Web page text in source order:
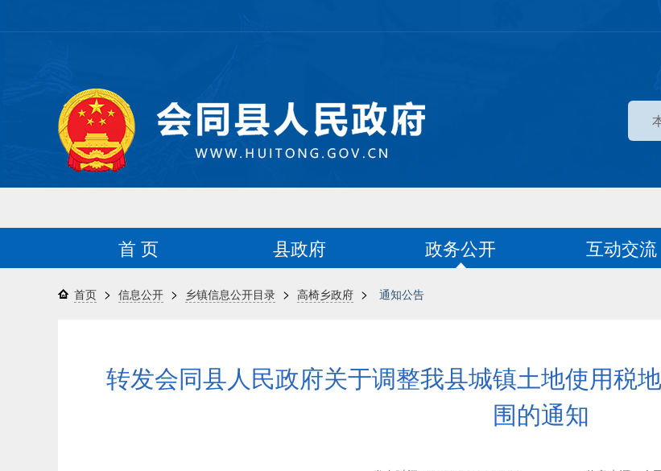
首 页 县政府 政务公开 互动交流
首页 > 信息公开 > 乡镇信息公开目录 > 高椅乡政府 > 通知公告
转发会同县人民政府关于调整我县城镇土地使用税
围的通知